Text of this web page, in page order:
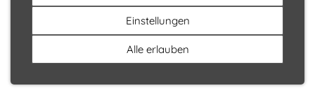
Einstellungen
Alle erlauben